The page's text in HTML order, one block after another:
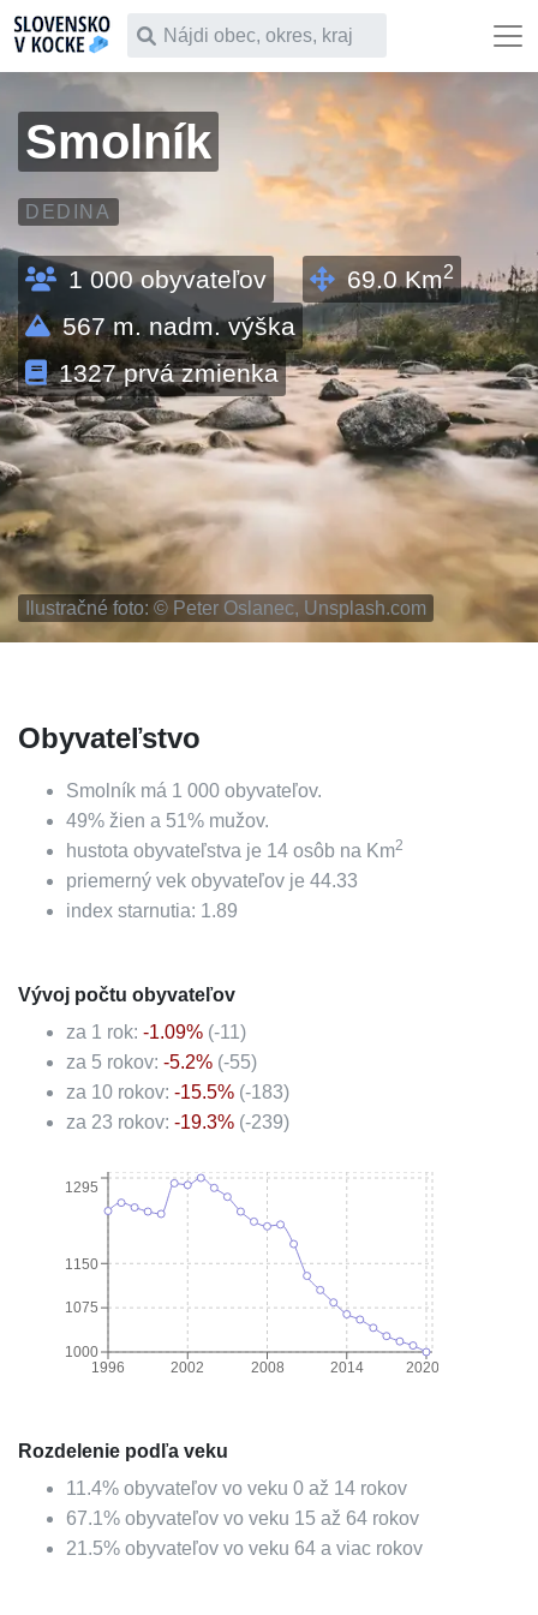
Čo chceš vyhľadať
Smolník
DEDINA
1 000obyvateľov 69.0Km2
567m. nadm. výška
1327prvá zmienka
Ilustračné foto: © Peter Oslanec, Unsplash.com
Obyvateľstvo
Smolník má 1 000 obyvateľov.
49% žien a 51% mužov.
hustota obyvateľstva je 14 osôb na Km2
priemerný vek obyvateľov je 44.33
index starnutia: 1.89
Vývoj počtu obyvateľov
za 1 rok: -1.09% (-11)
za 5 rokov: -5.2% (-55)
za 10 rokov: -15.5% (-183)
za 23 rokov: -19.3% (-239)
1996 2002 2008 2014 2020
1000
1075
1150
1295
Rozdelenie podľa veku
11.4% obyvateľov vo veku 0 až 14 rokov
67.1% obyvateľov vo veku 15 až 64 rokov
21.5% obyvateľov vo veku 64 a viac rokov